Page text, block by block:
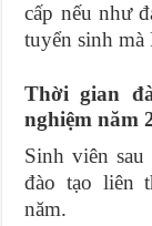
cấp nếu như
tuyển sinh mà
Thời gian
nghiệm năm
Sinh viên
đào tạo liên
năm.